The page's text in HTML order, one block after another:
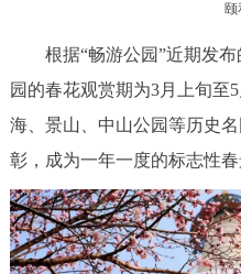
在
走进北京
北京概况 十六
颐
根据“畅游公园”近期发布
园的春花观赏期为3月上旬至
海、景山、中山公园等历史
彰，成为一年一度的标志性春